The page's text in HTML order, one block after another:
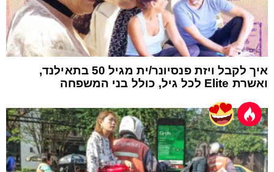
איך לקבל ויזת פנסיונר/ית מגיל 50 בתאילנד,
ואשרת Elite לכל גיל, כולל בני המשפחה